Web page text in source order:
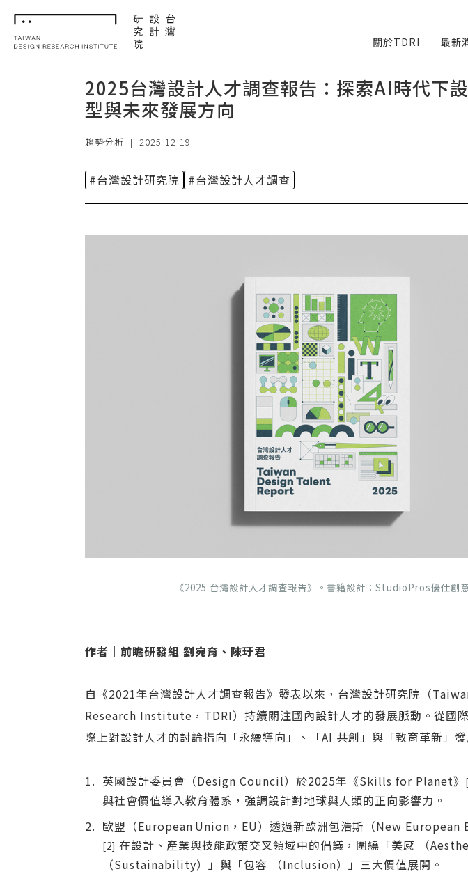
TDRI
關於TDRI 最新
2025台灣設計人才調查報告：探索AI時代下
型與未來發展方向
趨勢分析 | 2025-12-19
#台灣設計研究院 #台灣設計人才調查
《2025 台灣設計人才調查報告》。書籍設計：StudioPros優仕創
作者｜前瞻研發組 劉宛育、陳玗君
自《2021年台灣設計人才調查報告》發表以來，台灣設計研究院（
Research Institute，TDRI）持續關注國內設計人才的發展脈動。從國
際上對設計人才的討論指向「永續導向」、「AI 共創」與「教育革新」發
英國設計委員會（Design Council）於2025年《Skills for Planet》
與社會價值導入教育體系，強調設計對地球與人類的正向影響力。
歐盟（European Union，EU）透過新歐洲包浩斯（New European
[2] 在設計、產業與技能政策交叉領域中的倡議，圍繞「美感 （
（Sustainability）」與「包容 （Inclusion）」三大價值展開。